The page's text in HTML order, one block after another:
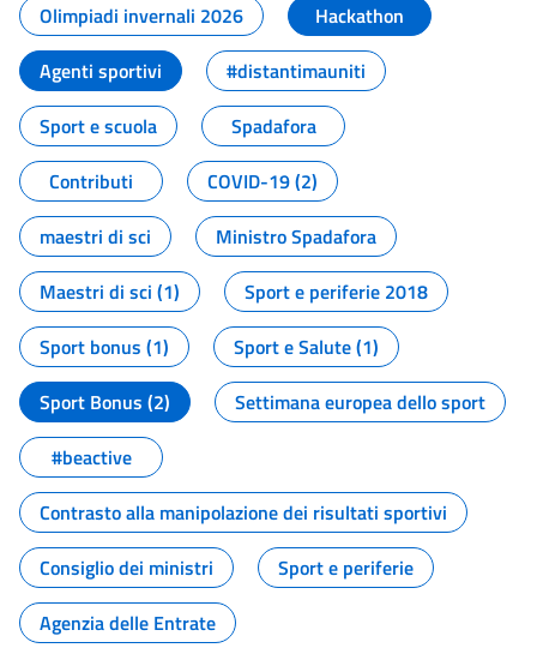
Olimpiadi invernali 2026
Hackathon
Agenti sportivi
#distantimauniti
Sport e scuola
Spadafora
Contributi
COVID-19 (2)
maestri di sci
Ministro Spadafora
Maestri di sci (1)
Sport e periferie 2018
Sport bonus (1)
Sport e Salute (1)
Sport Bonus (2)
Settimana europea dello sport
#beactive
Contrasto alla manipolazione dei risultati sportivi
Consiglio dei ministri
Sport e periferie
Agenzia delle Entrate